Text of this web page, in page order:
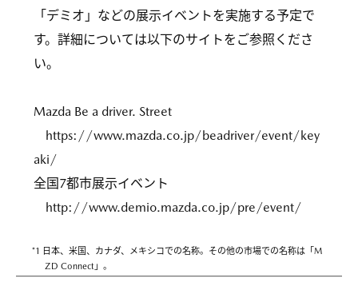
「デミオ」などの展示イベントを実施する予定で
す。詳細については以下のサイトをご参照くださ
い。
Mazda Be a driver. Street
https://www.mazda.co.jp/beadriver/event/key
aki/
全国7都市展示イベント
http://www.demio.mazda.co.jp/pre/event/
*1 日本、米国、カナダ、メキシコでの名称。その他の市場での名称は「M
ZD Connect」。